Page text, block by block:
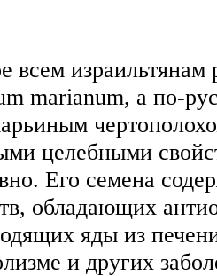
всем израильтянам
marianum, а по-
целебными
Его семена
обладающих
яды из
и других